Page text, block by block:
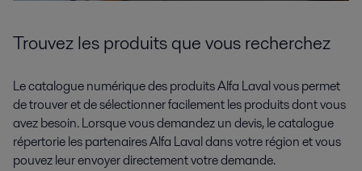
Trouvez les produits que vous recherchez
Le catalogue numérique des produits Alfa Laval vous permet
de trouver et de sélectionner facilement les produits dont vous
avez besoin. Lorsque vous demandez un devis, le catalogue
répertorie les partenaires Alfa Laval dans votre région et vous
pouvez leur envoyer directement votre demande.